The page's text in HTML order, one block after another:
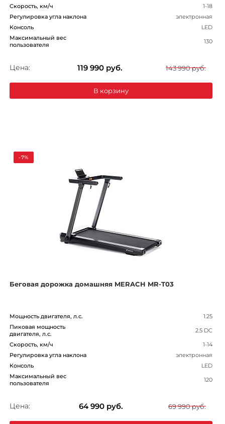
Скорость, км/ч
1-18
Регулировка угла наклона
электронная
Консоль
LED
Максимальный вес
пользователя
130
Цена: 119 990 руб. 143 990 руб.
В корзину
-7%
Беговая дорожка домашняя MERACH MR-T03
Мощность двигателя, л.с.
1.25
Пиковая мощность
двигателя, л.с.
2.5 DC
Скорость, км/ч
1-14
Регулировка угла наклона
электронная
Консоль
LED
Максимальный вес
пользователя
120
Цена: 64 990 руб. 69 990 руб.